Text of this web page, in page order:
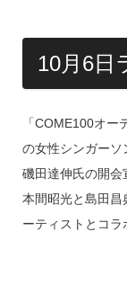
10月6日
「COME100オ
の女性シンガーソ
磯田達伸氏の開会
本間昭光と島田昌
ーティストとコラ